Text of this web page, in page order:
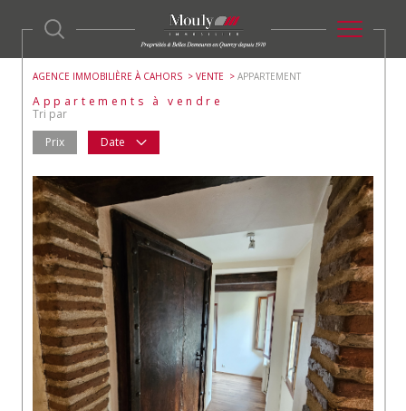
AGENCE IMMOBILIÈRE À CAHORS VENTE APPARTEMENT
Appartements à vendre
Tri par
Prix
Date